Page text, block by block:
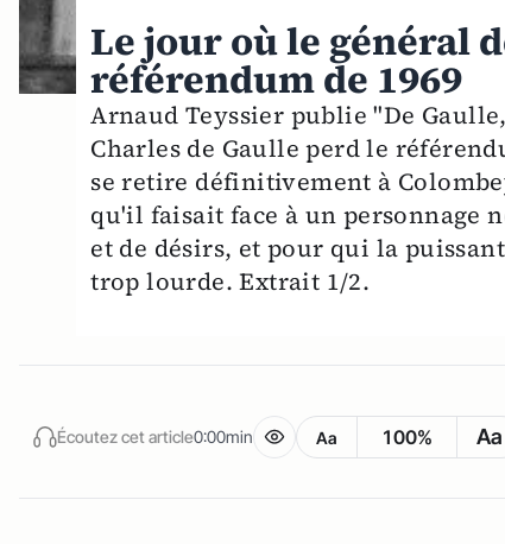
Le jour où le général
référendum de 1969
Arnaud Teyssier publie "De
Charles de Gaulle perd le
se retire définitivement à
qu'il faisait face à un personnage
et de désirs, et pour qui la
trop lourde. Extrait 1/2.
Écoutez cet article0:00min Aa 100% Aa